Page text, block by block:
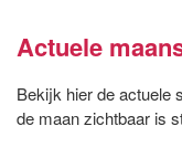
Actuele
Bekijk hier de actuele
de maan zichtbaar is